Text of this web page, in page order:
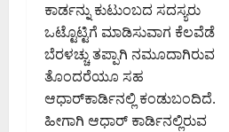
ಕಾರ್ಡನ್ನು ಕುಟುಂಬದ ಸದಸ್ಯರು
ಒಟ್ಟೊಟ್ಟಿಗೆ ಮಾಡಿಸುವಾಗ ಕೆಲವೆಡೆ
ಬೆರಳಚ್ಚು ತಪ್ಪಾಗಿ ನಮೂದಾಗಿರುವ
ತೊಂದರೆಯೂ ಸಹ
ಆಧಾರ್‌ಕಾರ್ಡಿನಲ್ಲಿ ಕಂಡುಬಂದಿದೆ.
ಹೀಗಾಗಿ ಆಧಾರ್ ಕಾರ್ಡಿನಲ್ಲಿರುವ